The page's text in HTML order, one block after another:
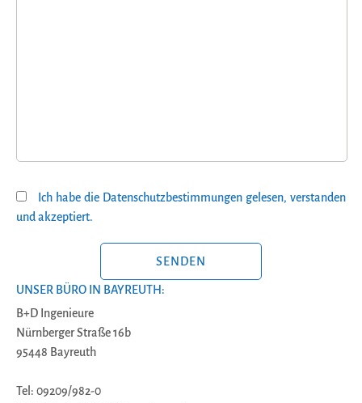
Ich habe die Datenschutzbestimmungen gelesen, verstanden
und akzeptiert.
UNSER BÜRO IN BAYREUTH:
B+D Ingenieure
Nürnberger Straße 16b
95448 Bayreuth
Tel: 09209/982-0